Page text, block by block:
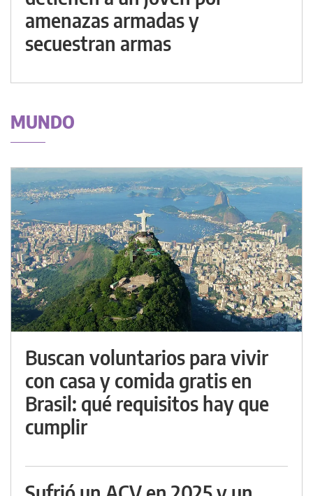
amenazas armadas y
secuestran armas
MUNDO
Buscan voluntarios para vivir
con casa y comida gratis en
Brasil: qué requisitos hay que
cumplir